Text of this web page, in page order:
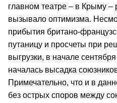
главном театре – в Крыму –
вызывало оптимизма.
прибытия британо-
путаницу и просчеты при
выгрузки, в начале
началась высадка
Примечательно, что и в
без острых споров между